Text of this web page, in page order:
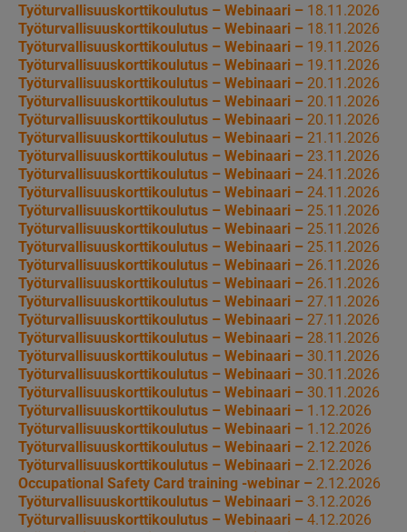
Työturvallisuuskorttikoulutus – Webinaari – 18.11.2026
Työturvallisuuskorttikoulutus – Webinaari – 18.11.2026
Työturvallisuuskorttikoulutus – Webinaari – 19.11.2026
Työturvallisuuskorttikoulutus – Webinaari – 19.11.2026
Työturvallisuuskorttikoulutus – Webinaari – 20.11.2026
Työturvallisuuskorttikoulutus – Webinaari – 20.11.2026
Työturvallisuuskorttikoulutus – Webinaari – 20.11.2026
Työturvallisuuskorttikoulutus – Webinaari – 21.11.2026
Työturvallisuuskorttikoulutus – Webinaari – 23.11.2026
Työturvallisuuskorttikoulutus – Webinaari – 24.11.2026
Työturvallisuuskorttikoulutus – Webinaari – 24.11.2026
Työturvallisuuskorttikoulutus – Webinaari – 25.11.2026
Työturvallisuuskorttikoulutus – Webinaari – 25.11.2026
Työturvallisuuskorttikoulutus – Webinaari – 25.11.2026
Työturvallisuuskorttikoulutus – Webinaari – 26.11.2026
Työturvallisuuskorttikoulutus – Webinaari – 26.11.2026
Työturvallisuuskorttikoulutus – Webinaari – 27.11.2026
Työturvallisuuskorttikoulutus – Webinaari – 27.11.2026
Työturvallisuuskorttikoulutus – Webinaari – 28.11.2026
Työturvallisuuskorttikoulutus – Webinaari – 30.11.2026
Työturvallisuuskorttikoulutus – Webinaari – 30.11.2026
Työturvallisuuskorttikoulutus – Webinaari – 30.11.2026
Työturvallisuuskorttikoulutus – Webinaari – 1.12.2026
Työturvallisuuskorttikoulutus – Webinaari – 1.12.2026
Työturvallisuuskorttikoulutus – Webinaari – 2.12.2026
Työturvallisuuskorttikoulutus – Webinaari – 2.12.2026
Occupational Safety Card training -webinar – 2.12.2026
Työturvallisuuskorttikoulutus – Webinaari – 3.12.2026
Työturvallisuuskorttikoulutus – Webinaari – 4.12.2026